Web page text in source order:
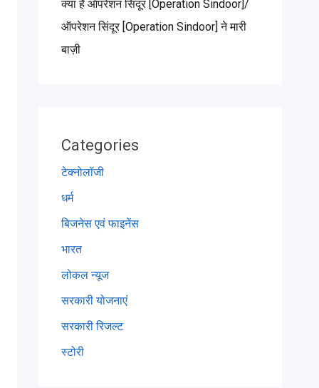
क्या है ऑपरेशन सिंदूर [Operation Sindoor]/
ऑपरेशन सिंदूर [Operation Sindoor] ने मारी
बाज़ी
Categories
टेक्नोलॉजी
धर्म
बिजनेस एवं फाइनेंस
भारत
लोकल न्यूज
सरकारी योजनाएं
सरकारी रिजल्ट
स्टोरी